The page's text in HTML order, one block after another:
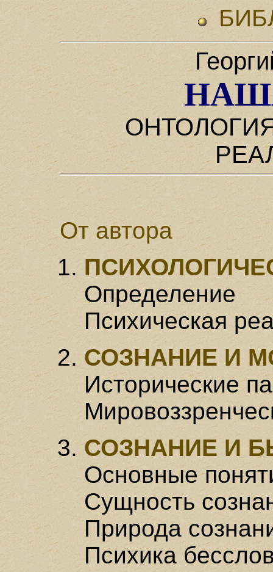
От автора
Определение
Психическая
СОЗНАНИЕ И
Исторические
СОЗНАНИЕ И
Основные
Сущность
Природа
Психика